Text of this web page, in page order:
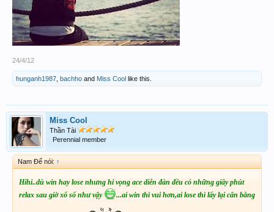
24/4/12
hunganh1987 bachho and Miss Cool like this.
Miss Cool
Thần Tài
Perennial member
Nam Đế nói: ↑
Hihi..dù win hay lose nhưng hi vọng ace diễn đàn đều có những giây phút
relax sau giờ xổ số như vậy
...ai win thì vui hơn,ai lose thì lấy lại cân bằng